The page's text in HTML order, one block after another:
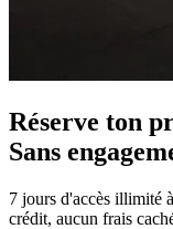
Réserve ton
Sans
7 jours d'accès illimité
crédit, aucun frais